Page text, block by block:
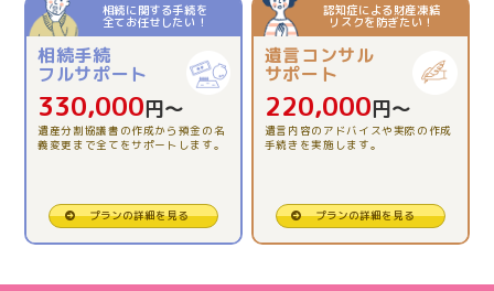
2025.12.12
【相続税精算課税制度の活用】理解できました。
2025.11.26
【相続税申告】全ておまかせ出来たので安心でした。
2025.10.31
【相続税申告】一人で悩む前に、専門に相談してみて。
相続に関する手続を
全てお任せしたい！
相続手続
フルサポート
330,000円〜
遺産分割協議書の作成から預金の名
義変更まで全てをサポートします。
プランの詳細を見る
認知症による財産凍結
リスクを防ぎたい！
遺言コンサル
サポート
220,000円〜
遺言内容のアドバイスや実際の作成
手続きを実施します。
プランの詳細を見る